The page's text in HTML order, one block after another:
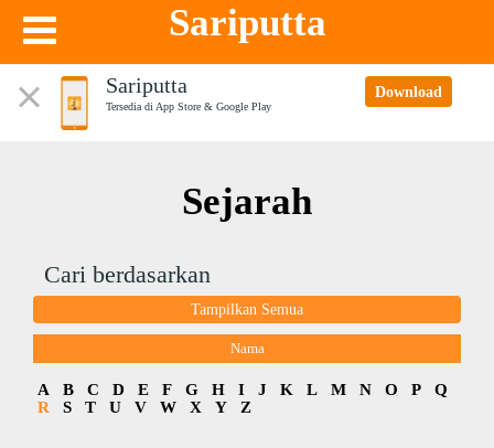
Sariputta
Sariputta
Tersedia di App Store & Google Play
Download
Sejarah
Cari berdasarkan
Tampilkan Semua
Nama
A B C D E F G H I J K L M N O P
Q
R
S T U V W X Y Z